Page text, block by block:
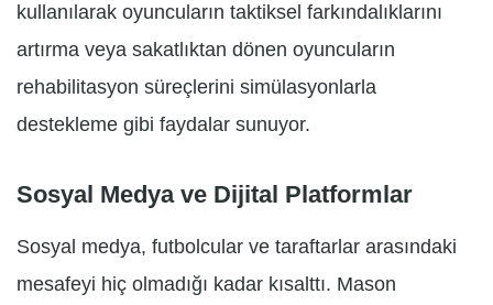
kullanılarak oyuncuların taktiksel farkındalıklarını
artırma veya sakatlıktan dönen oyuncuların
rehabilitasyon süreçlerini simülasyonlarla
destekleme gibi faydalar sunuyor.
Sosyal Medya ve Dijital Platformlar
Sosyal medya, futbolcular ve taraftarlar arasındaki
mesafeyi hiç olmadığı kadar kısalttı. Mason